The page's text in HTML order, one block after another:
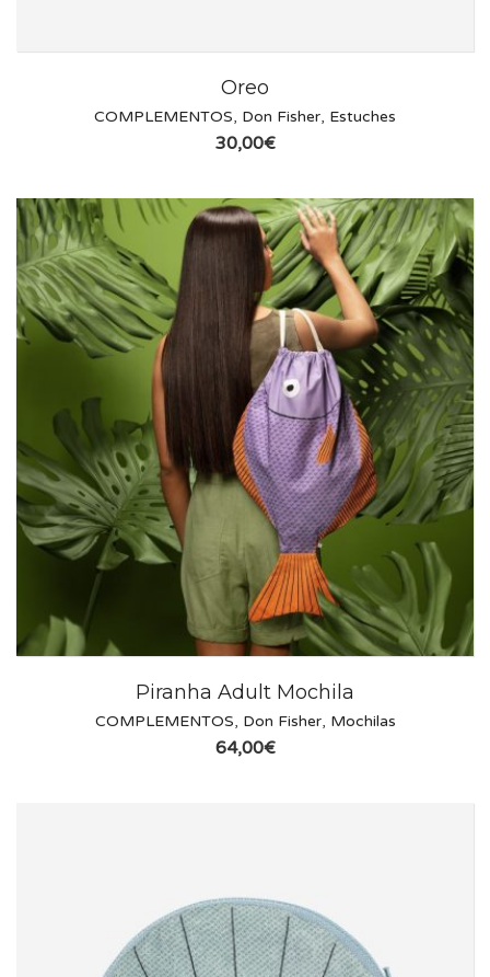
Oreo
COMPLEMENTOS, Don Fisher, Estuches
30,00€
Piranha Adult Mochila
COMPLEMENTOS, Don Fisher, Mochilas
64,00€